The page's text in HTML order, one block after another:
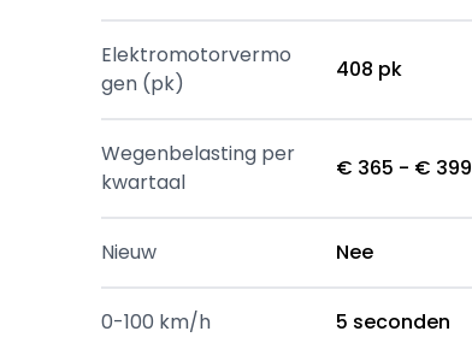
Elektromotorvermo
gen (pk)
408 pk
Wegenbelasting per
kwartaal
€ 365 - € 399
Nieuw Nee
0-100 km/h 5 seconden